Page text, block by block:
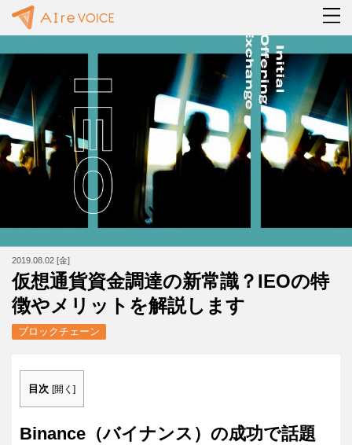
2019.08.02 [金]
仮想通貨資金調達の新常識？IEOの特
徴やメリットを解説します
ブロックチェーン
目次 [開く ]
Binance（バイナンス）の成功で話題